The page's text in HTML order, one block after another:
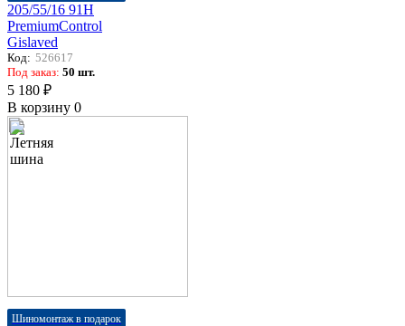
205/55/16 91H
PremiumControl
Gislaved
Код: 526617
Под заказ: 50 шт.
5 180 ₽
В корзину 0
Шиномонтаж в подарок